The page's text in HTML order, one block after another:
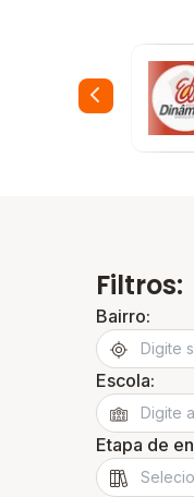
Filtros:
Bairro:
Escola:
Etapa de